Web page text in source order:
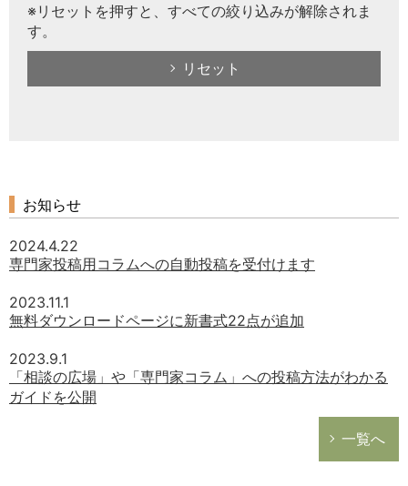
※リセットを押すと、すべての絞り込みが解除されま
す。
リセット
お知らせ
2024.4.22
専門家投稿用コラムへの自動投稿を受付けます
2023.11.1
無料ダウンロードページに新書式22点が追加
2023.9.1
「相談の広場」や「専門家コラム」への投稿方法がわかる
ガイドを公開
一覧へ